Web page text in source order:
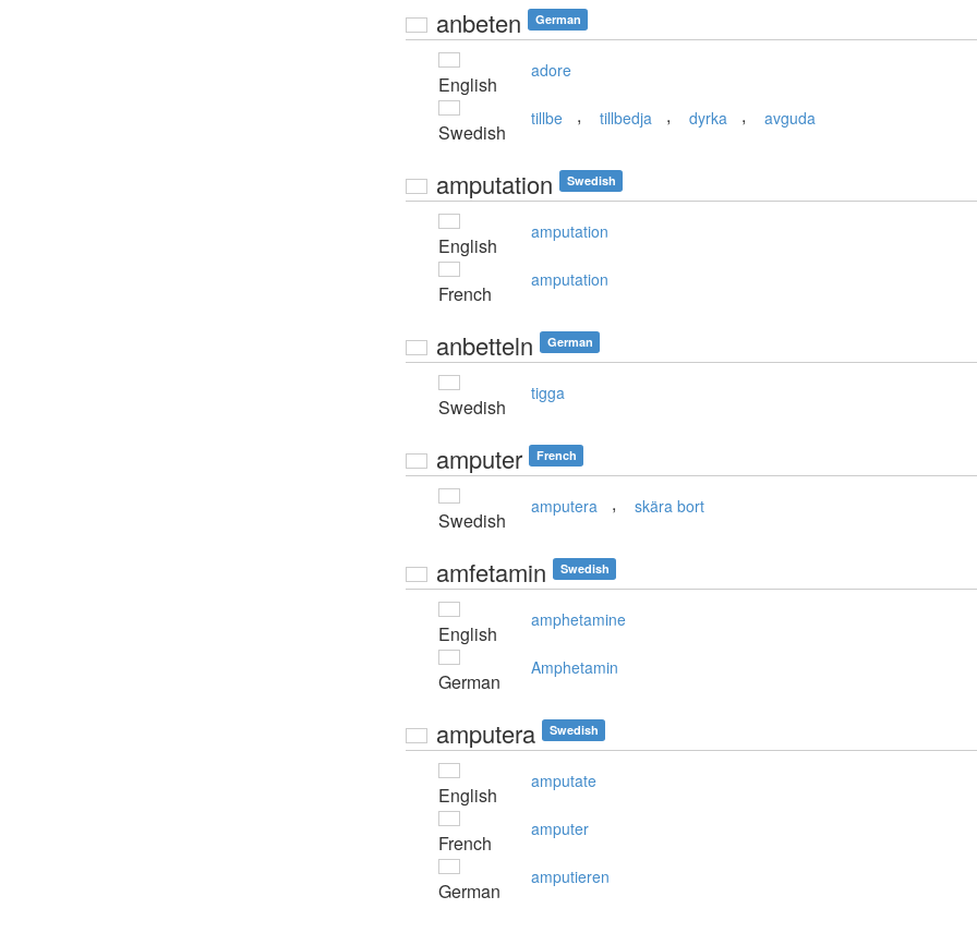
anbeten German
English
adore
Swedish
tillbe , tillbedja , dyrka , avguda
amputation Swedish
English
amputation
French
amputation
anbetteln German
Swedish
tigga
amputer French
Swedish
amputera , skära bort
amfetamin Swedish
English
amphetamine
German
Amphetamin
amputera Swedish
English
amputate
French
amputer
German
amputieren